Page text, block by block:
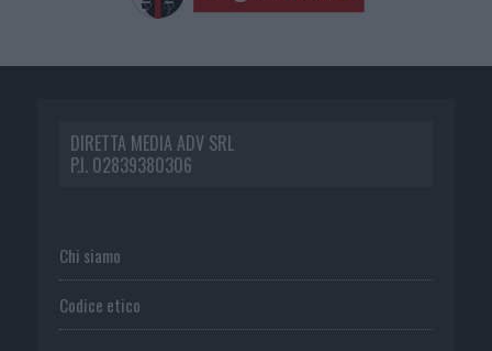
DIRETTA MEDIA ADV SRL
P.I. 02839380306
Chi siamo
Codice etico